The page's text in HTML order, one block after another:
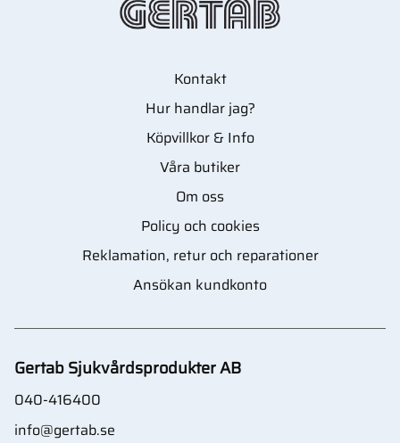
Kontakt
Hur handlar jag?
Köpvillkor & Info
Våra butiker
Om oss
Policy och cookies
Reklamation, retur och reparationer
Ansökan kundkonto
Gertab Sjukvårdsprodukter AB
040-416400
info@gertab.se